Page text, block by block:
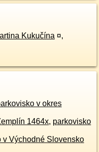
Kukučína ¤,
v okres
1464x, parkovisko
v Východné Slovensko